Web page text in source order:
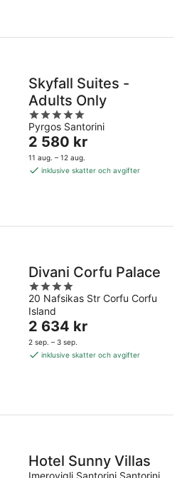
Skyfall Suites -
Adults Only
5
out
of
5
Pyrgos Santorini
Priset
är
2 580 kr
2 580 kr
11 aug. – 12 aug.
inklusive skatter och avgifter
Divani Corfu Palace
4
out
of
5
20 Nafsikas Str Corfu Corfu
Island
Priset
är
2 634 kr
2 634 kr
2 sep. – 3 sep.
inklusive skatter och avgifter
Hotel Sunny Villas
Imerovigli Santorini Santorini